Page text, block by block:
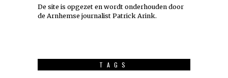
De site is opgezet en wordt onderhouden door
de Arnhemse journalist Patrick Arink.
TAGS